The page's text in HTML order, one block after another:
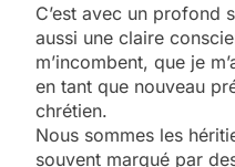
C’est avec un profond
aussi une claire
m’incombent, que je
en tant que nouveau
chrétien.
Nous sommes les
souvent marqué par